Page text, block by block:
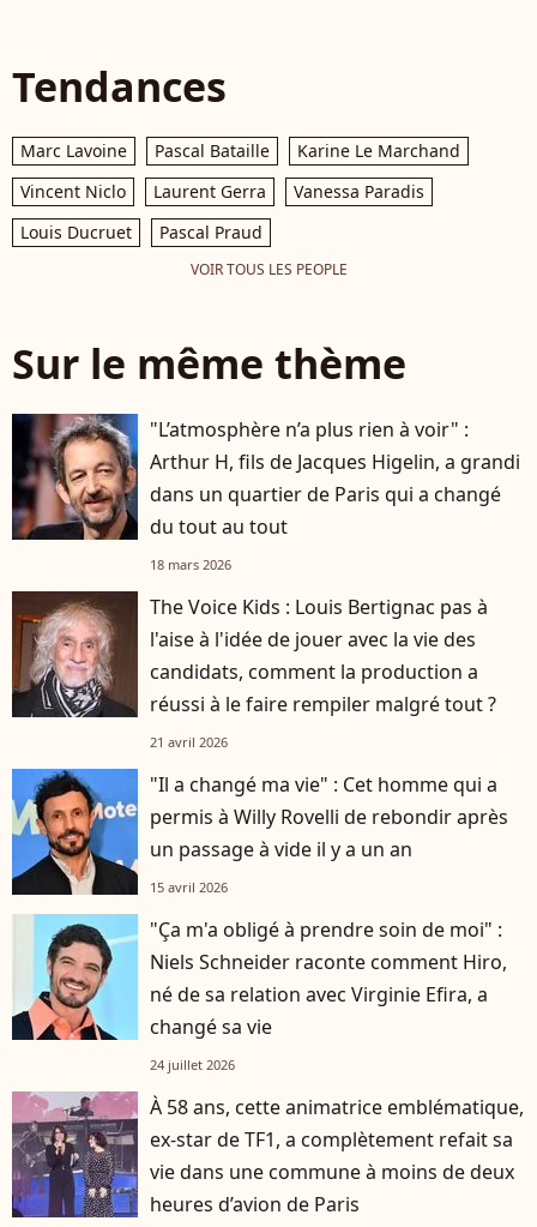
Tendances
Marc Lavoine Pascal Bataille
Karine Le Marchand
Vincent Niclo
Laurent Gerra
Vanessa Paradis
Louis Ducruet
Pascal Praud
VOIR TOUS LES PEOPLE
Sur le même thème
"L’atmosphère n’a plus rien à voir" :
Arthur H, fils de Jacques Higelin, a grandi
dans un quartier de Paris qui a changé
du tout au tout
18 mars 2026
The Voice Kids : Louis Bertignac pas à
l'aise à l'idée de jouer avec la vie des
candidats, comment la production a
réussi à le faire rempiler malgré tout ?
21 avril 2026
"Il a changé ma vie" : Cet homme qui a
permis à Willy Rovelli de rebondir après
un passage à vide il y a un an
15 avril 2026
"Ça m'a obligé à prendre soin de moi" :
Niels Schneider raconte comment Hiro,
né de sa relation avec Virginie Efira, a
changé sa vie
24 juillet 2026
À 58 ans, cette animatrice emblématique,
ex-star de TF1, a complètement refait sa
vie dans une commune à moins de deux
heures d’avion de Paris